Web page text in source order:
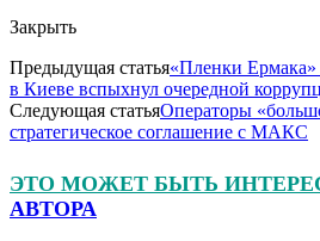
Закрыть
Предыдущая статья«Пленки Ермака»
в Киеве вспыхнул очередной
Следующая статьяОператоры
стратегическое соглашение с МАКС
ЭТО МОЖЕТ БЫТЬ
АВТОРА